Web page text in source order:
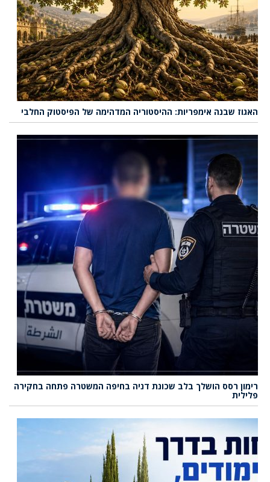
האגוז שבנה אימפריות: ההיסטוריה המדהימה של הפיסטוק החלבי
רימון רסס הושלך בלב שכונת דניה בחיפה המשטרה פתחה בחקירה
פלילית